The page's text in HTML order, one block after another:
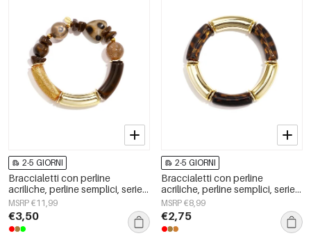
2-5 GIORNI
Braccialetti con perline
acriliche, perline semplici, serie
Simple Daily, gioielli da donna
MSRP €11,99
€3,50
2-5 GIORNI
Braccialetti con perline
acriliche, perline semplici, serie
Simple Daily, gioielli da donna
MSRP €8,99
€2,75